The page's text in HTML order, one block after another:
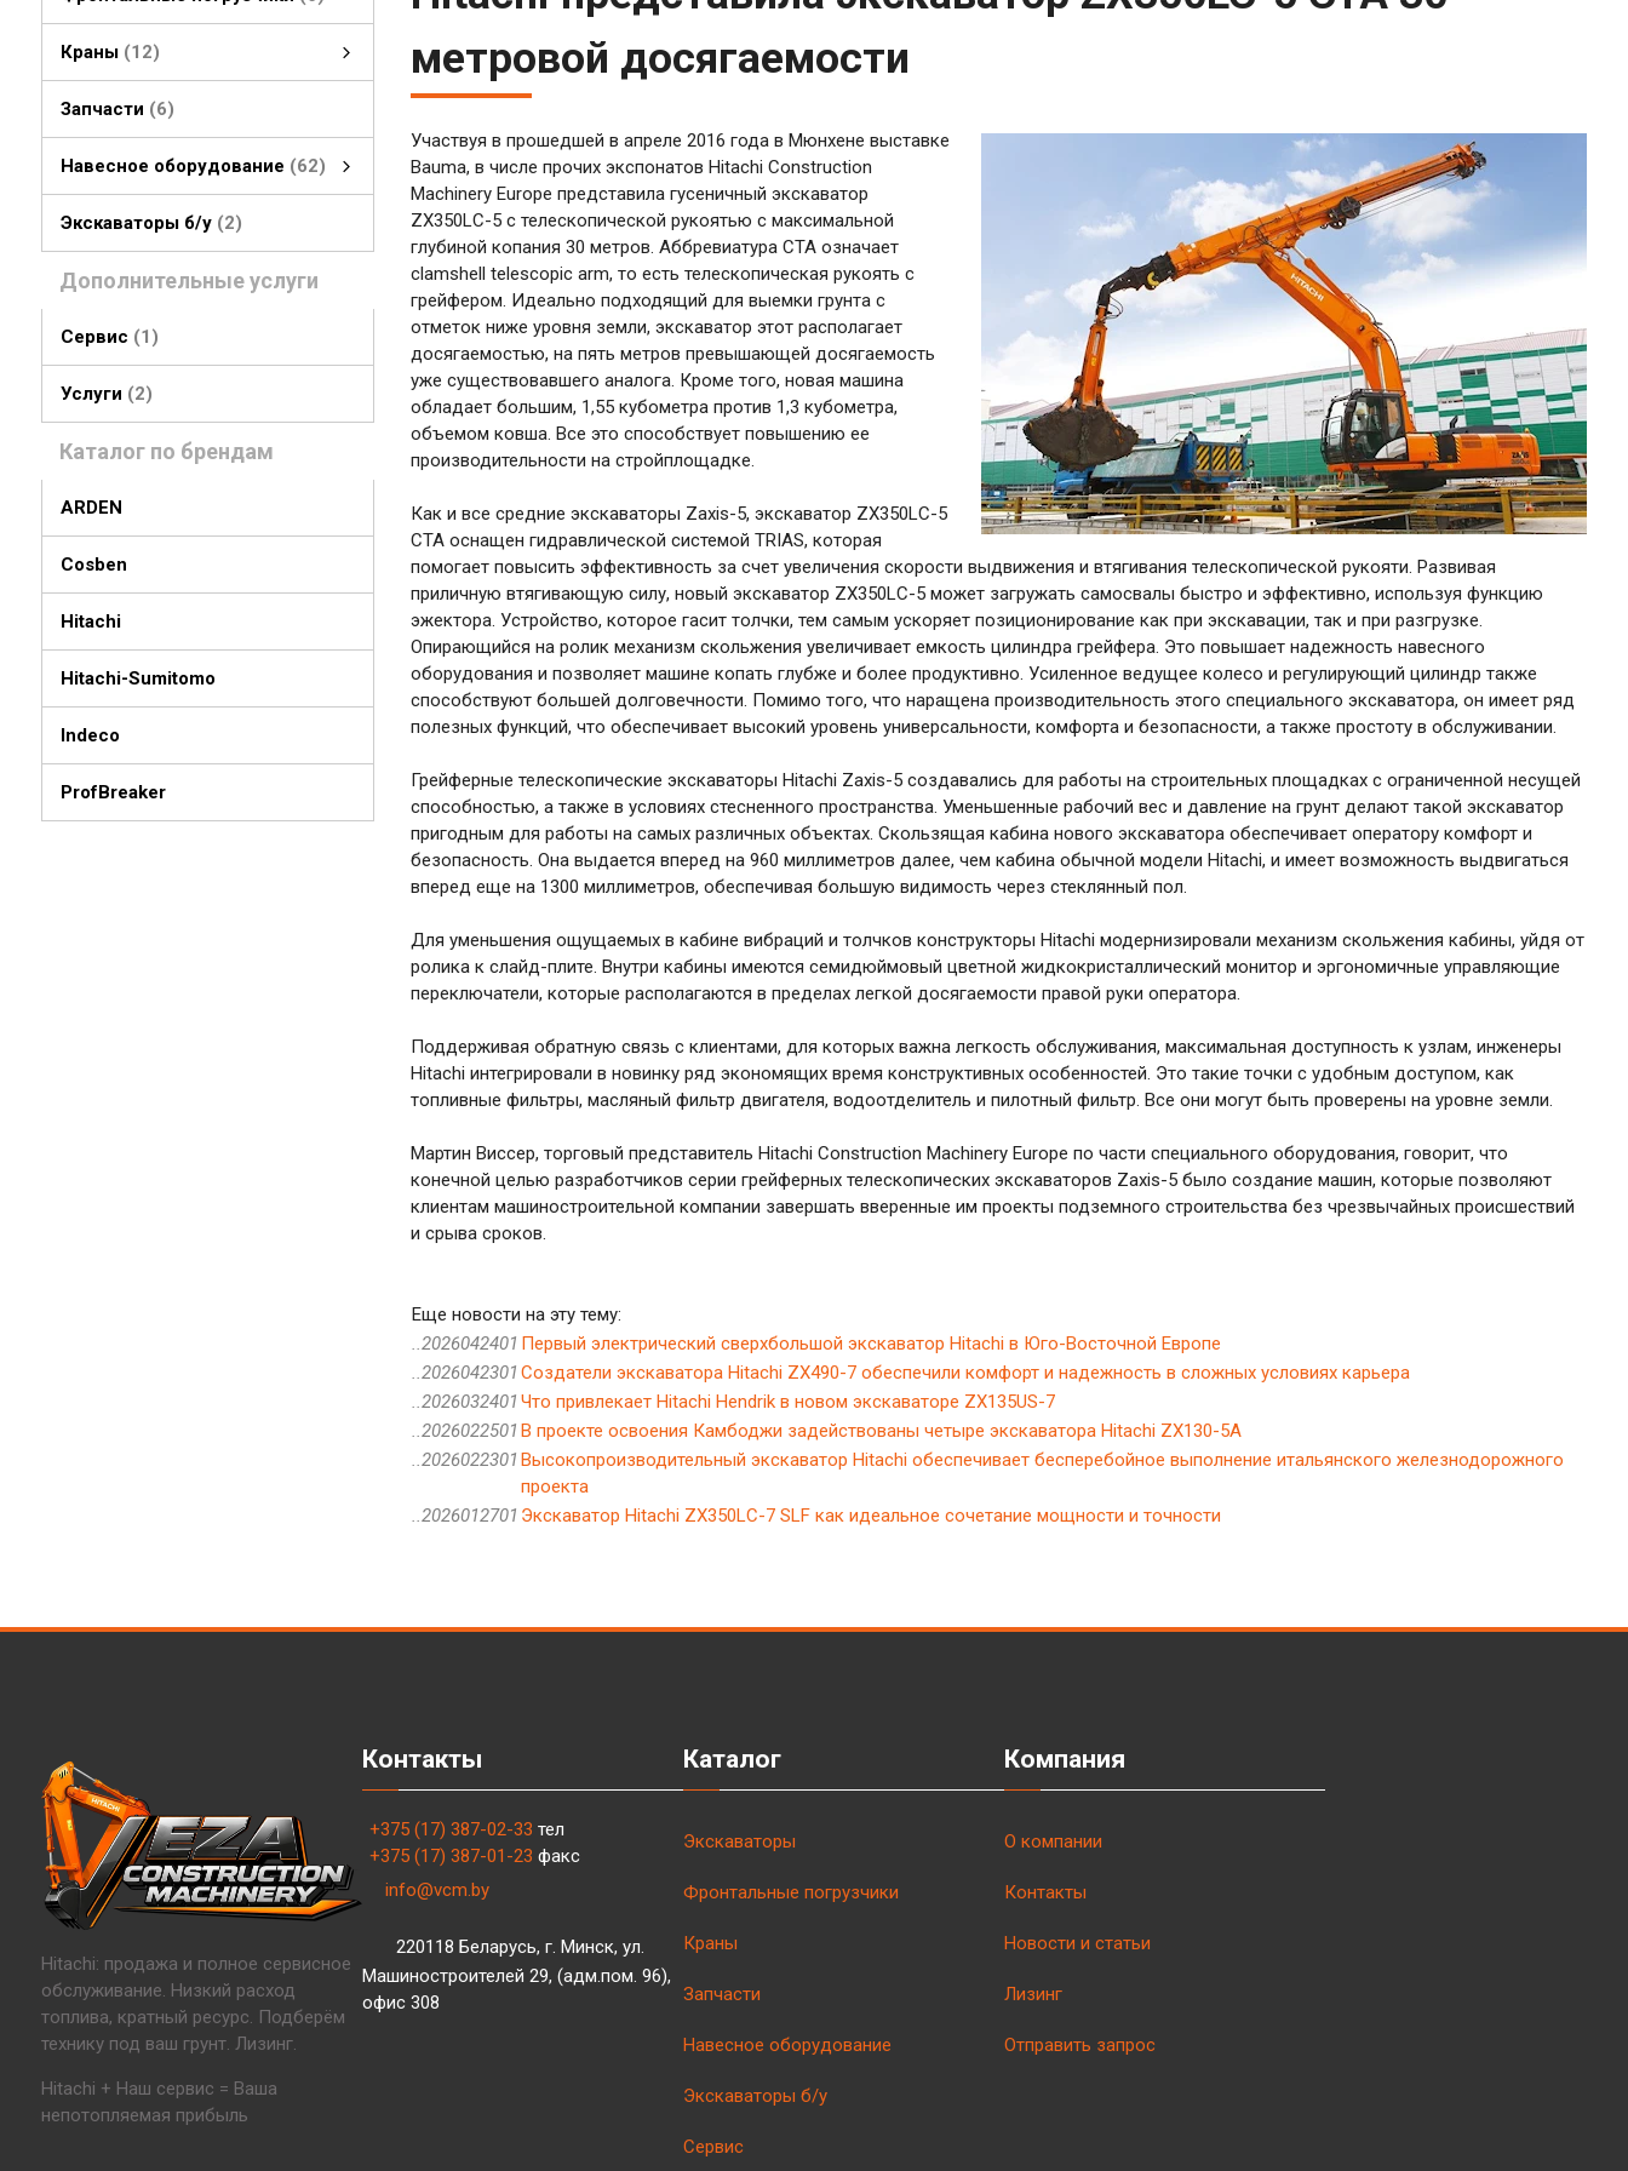
Краны 12
Запчасти 6
Навесное оборудование 62
Экскаваторы б/у 2
Дополнительные услуги
Сервис 1
Услуги 2
Каталог по брендам
ARDEN
Cosben
Hitachi
Hitachi-Sumitomo
Indeco
ProfBreaker
метровой досягаемости
Участвуя в прошедшей в апреле 2016 года в Мюнхене выставке
Bauma, в числе прочих экспонатов Hitachi Construction
Machinery Europe представила гусеничный экскаватор
ZX350LC-5 с телескопической рукоятью с максимальной
глубиной копания 30 метров. Аббревиатура CTA означает
clamshell telescopic arm, то есть телескопическая рукоять с
грейфером. Идеально подходящий для выемки грунта с
отметок ниже уровня земли, экскаватор этот располагает
досягаемостью, на пять метров превышающей досягаемость
уже существовавшего аналога. Кроме того, новая машина
обладает большим, 1,55 кубометра против 1,3 кубометра,
объемом ковша. Все это способствует повышению ее
производительности на стройплощадке.
Как и все средние экскаваторы Zaxis-5, экскаватор ZX350LC-5
CTA оснащен гидравлической системой TRIAS, которая
помогает повысить эффективность за счет увеличения скорости выдвижения и втягивания телескопической рукояти. Развивая
приличную втягивающую силу, новый экскаватор ZX350LC-5 может загружать самосвалы быстро и эффективно, используя функцию
эжектора. Устройство, которое гасит толчки, тем самым ускоряет позиционирование как при экскавации, так и при разгрузке.
Опирающийся на ролик механизм скольжения увеличивает емкость цилиндра грейфера. Это повышает надежность навесного
оборудования и позволяет машине копать глубже и более продуктивно. Усиленное ведущее колесо и регулирующий цилиндр также
способствуют большей долговечности. Помимо того, что наращена производительность этого специального экскаватора, он имеет ряд
полезных функций, что обеспечивает высокий уровень универсальности, комфорта и безопасности, а также простоту в обслуживании.
Грейферные телескопические экскаваторы Hitachi Zaxis-5 создавались для работы на строительных площадках с ограниченной несущей
способностью, а также в условиях стесненного пространства. Уменьшенные рабочий вес и давление на грунт делают такой экскаватор
пригодным для работы на самых различных объектах. Скользящая кабина нового экскаватора обеспечивает оператору комфорт и
безопасность. Она выдается вперед на 960 миллиметров далее, чем кабина обычной модели Hitachi, и имеет возможность выдвигаться
вперед еще на 1300 миллиметров, обеспечивая большую видимость через стеклянный пол.
Для уменьшения ощущаемых в кабине вибраций и толчков конструкторы Hitachi модернизировали механизм скольжения кабины, уйдя от
ролика к слайд-плите. Внутри кабины имеются семидюймовый цветной жидкокристаллический монитор и эргономичные управляющие
переключатели, которые располагаются в пределах легкой досягаемости правой руки оператора.
Поддерживая обратную связь с клиентами, для которых важна легкость обслуживания, максимальная доступность к узлам, инженеры
Hitachi интегрировали в новинку ряд экономящих время конструктивных особенностей. Это такие точки с удобным доступом, как
топливные фильтры, масляный фильтр двигателя, водоотделитель и пилотный фильтр. Все они могут быть проверены на уровне земли.
Мартин Виссер, торговый представитель Hitachi Construction Machinery Europe по части специального оборудования, говорит, что
конечной целью разработчиков серии грейферных телескопических экскаваторов Zaxis-5 было создание машин, которые позволяют
клиентам машиностроительной компании завершать вверенные им проекты подземного строительства без чрезвычайных происшествий
и срыва сроков.
Еще новости на эту тему:
..2026042401 Первый электрический сверхбольшой экскаватор Hitachi в Юго-Восточной Европе
..2026042301 Создатели экскаватора Hitachi ZX490-7 обеспечили комфорт и надежность в сложных условиях карьера
..2026032401 Что привлекает Hitachi Hendrik в новом экскаваторе ZX135US-7
..2026022501 В проекте освоения Камбоджи задействованы четыре экскаватора Hitachi ZX130-5A
..2026022301 Высокопроизводительный экскаватор Hitachi обеспечивает бесперебойное выполнение итальянского железнодорожного
проекта
..2026012701 Экскаватор Hitachi ZX350LC-7 SLF как идеальное сочетание мощности и точности
Hitachi: продажа и полное сервисное
обслуживание. Низкий расход
топлива, кратный ресурс. Подберём
технику под ваш грунт. Лизинг.
Hitachi + Наш сервис = Ваша
непотопляемая прибыль
Контакты
+375 (17) 387-02-33 тел
+375 (17) 387-01-23 факс
info@vcm.by
220118 Беларусь, г. Минск, ул.
Машиностроителей 29, (адм.пом. 96),
офис 308
Каталог
Экскаваторы
Фронтальные погрузчики
Краны
Запчасти
Навесное оборудование
Экскаваторы б/у
Сервис
Компания
О компании
Контакты
Новости и статьи
Лизинг
Отправить запрос